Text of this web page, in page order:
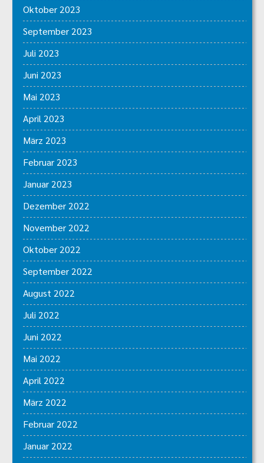
Oktober 2023
September 2023
Juli 2023
Juni 2023
Mai 2023
April 2023
März 2023
Februar 2023
Januar 2023
Dezember 2022
November 2022
Oktober 2022
September 2022
August 2022
Juli 2022
Juni 2022
Mai 2022
April 2022
März 2022
Februar 2022
Januar 2022